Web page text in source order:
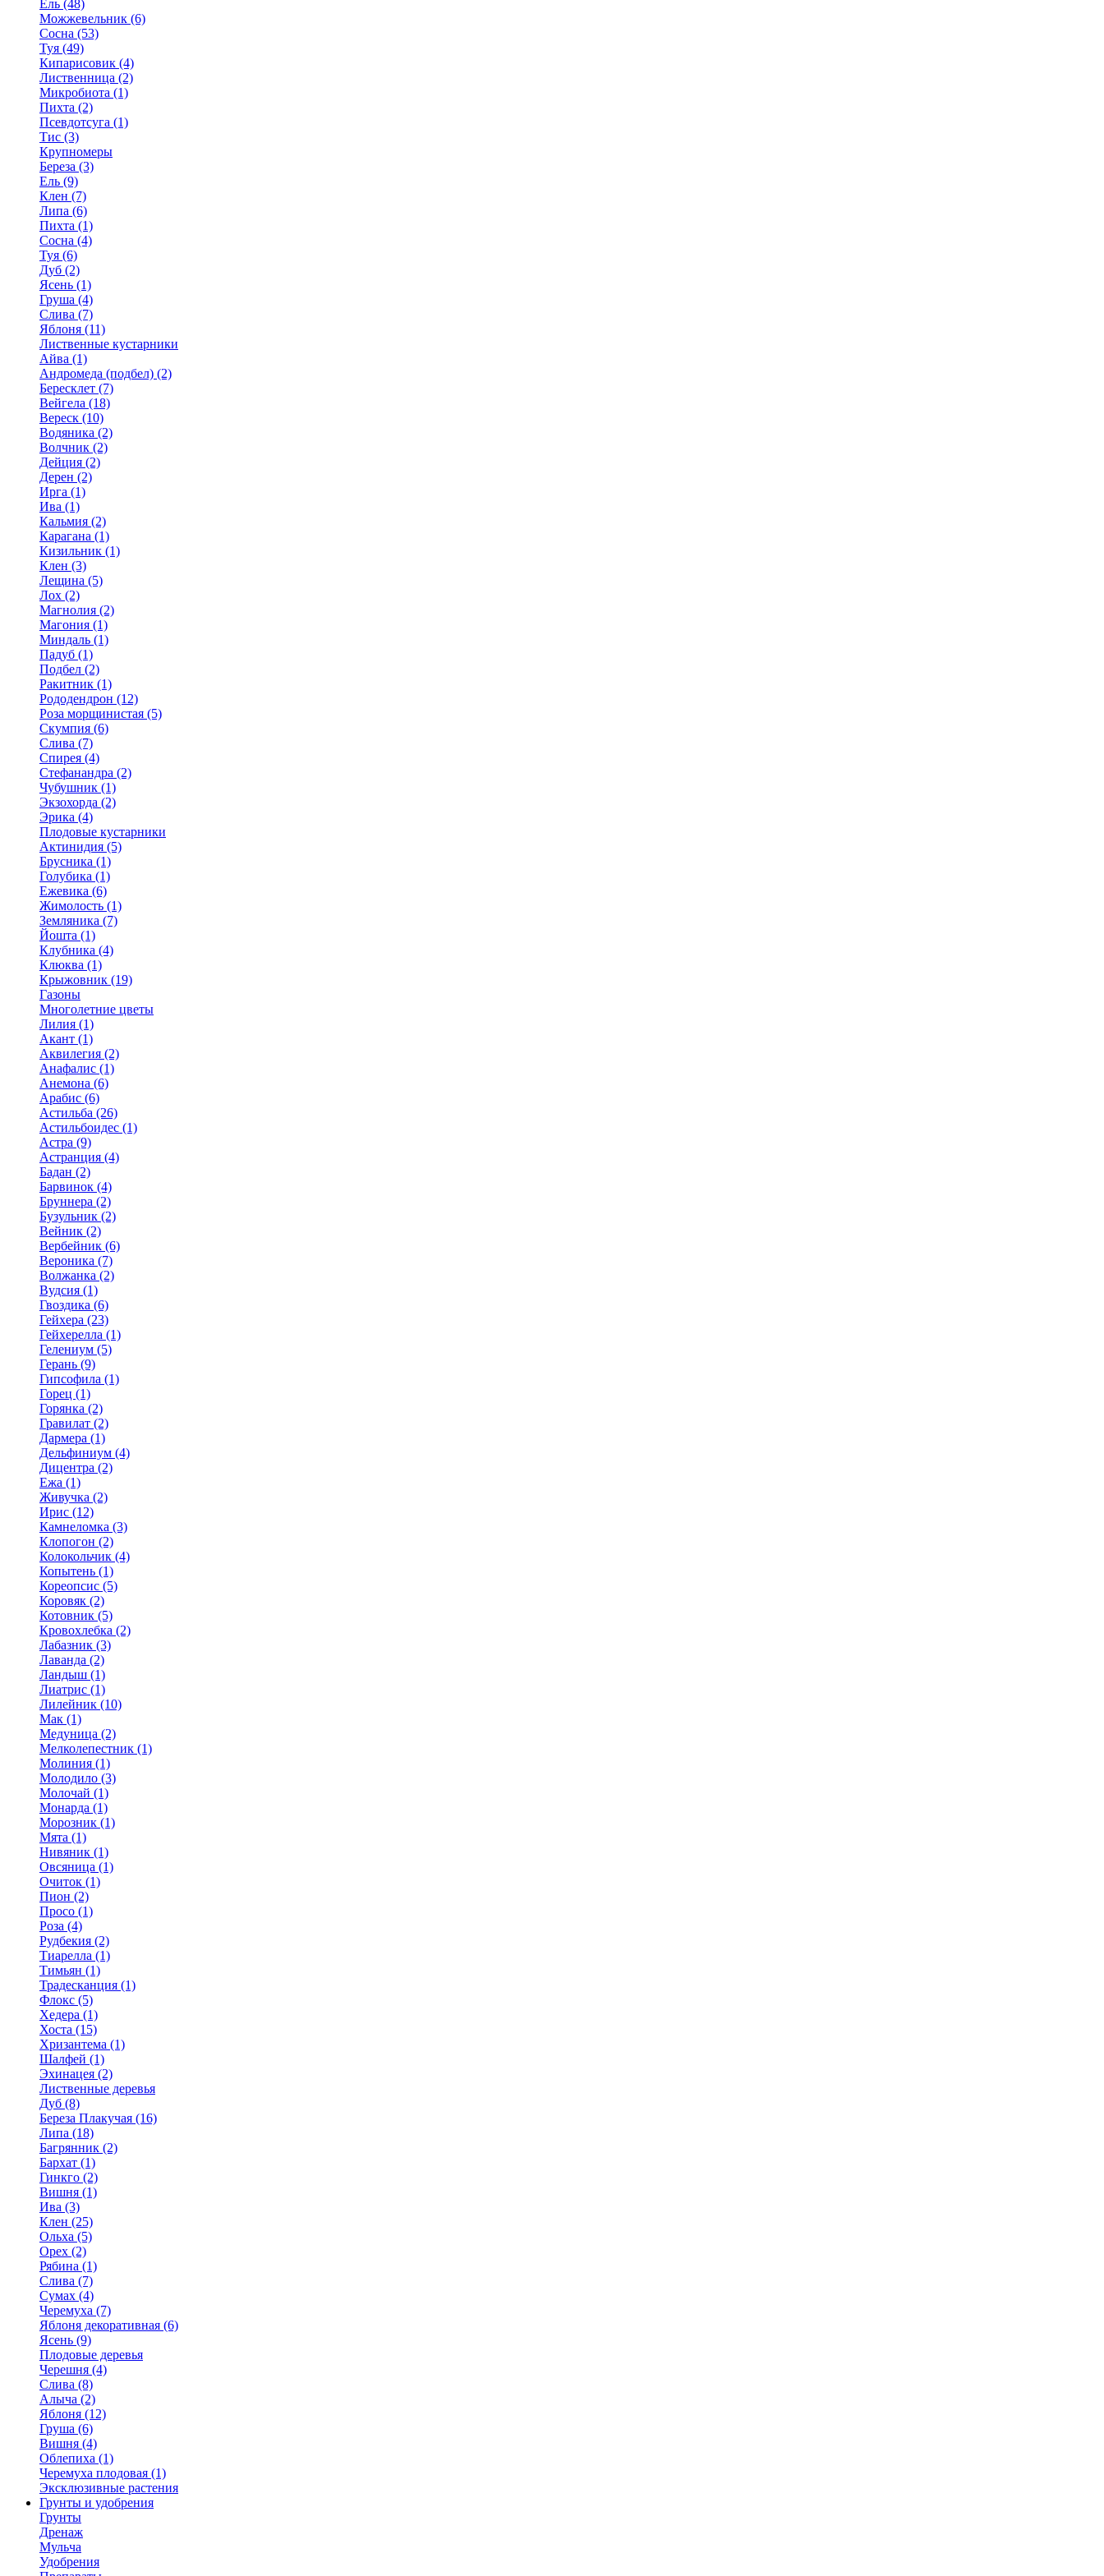
Ель (48)
Можжевельник (6)
Сосна (53)
Туя (49)
Кипарисовик (4)
Лиственница (2)
Микробиота (1)
Пихта (2)
Псевдотсуга (1)
Тис (3)
Крупномеры
Береза (3)
Ель (9)
Клен (7)
Липа (6)
Пихта (1)
Сосна (4)
Туя (6)
Дуб (2)
Ясень (1)
Груша (4)
Слива (7)
Яблоня (11)
Лиственные кустарники
Айва (1)
Андромеда (подбел) (2)
Бересклет (7)
Вейгела (18)
Вереск (10)
Водяника (2)
Волчник (2)
Дейция (2)
Дерен (2)
Ирга (1)
Ива (1)
Кальмия (2)
Карагана (1)
Кизильник (1)
Клен (3)
Лещина (5)
Лох (2)
Магнолия (2)
Магония (1)
Миндаль (1)
Падуб (1)
Подбел (2)
Ракитник (1)
Рододендрон (12)
Роза морщинистая (5)
Скумпия (6)
Слива (7)
Спирея (4)
Стефанандра (2)
Чубушник (1)
Экзохорда (2)
Эрика (4)
Плодовые кустарники
Актинидия (5)
Брусника (1)
Голубика (1)
Ежевика (6)
Жимолость (1)
Земляника (7)
Йошта (1)
Клубника (4)
Клюква (1)
Крыжовник (19)
Газоны
Многолетние цветы
Лилия (1)
Акант (1)
Аквилегия (2)
Анафалис (1)
Анемона (6)
Арабис (6)
Астильба (26)
Астильбоидес (1)
Астра (9)
Астранция (4)
Бадан (2)
Барвинок (4)
Бруннера (2)
Бузульник (2)
Вейник (2)
Вербейник (6)
Вероника (7)
Волжанка (2)
Вудсия (1)
Гвоздика (6)
Гейхера (23)
Гейхерелла (1)
Гелениум (5)
Герань (9)
Гипсофила (1)
Горец (1)
Горянка (2)
Гравилат (2)
Дармера (1)
Дельфиниум (4)
Дицентра (2)
Ежа (1)
Живучка (2)
Ирис (12)
Камнеломка (3)
Клопогон (2)
Колокольчик (4)
Копытень (1)
Кореопсис (5)
Коровяк (2)
Котовник (5)
Кровохлебка (2)
Лабазник (3)
Лаванда (2)
Ландыш (1)
Лиатрис (1)
Лилейник (10)
Мак (1)
Медуница (2)
Мелколепестник (1)
Молиния (1)
Молодило (3)
Молочай (1)
Монарда (1)
Морозник (1)
Мята (1)
Нивяник (1)
Овсяница (1)
Очиток (1)
Пион (2)
Просо (1)
Роза (4)
Рудбекия (2)
Тиарелла (1)
Тимьян (1)
Традесканция (1)
Флокс (5)
Хедера (1)
Хоста (15)
Хризантема (1)
Шалфей (1)
Эхинацея (2)
Лиственные деревья
Дуб (8)
Береза Плакучая (16)
Липа (18)
Багрянник (2)
Бархат (1)
Гинкго (2)
Вишня (1)
Ива (3)
Клен (25)
Ольха (5)
Орех (2)
Рябина (1)
Слива (7)
Сумах (4)
Черемуха (7)
Яблоня декоративная (6)
Ясень (9)
Плодовые деревья
Черешня (4)
Слива (8)
Алыча (2)
Яблоня (12)
Груша (6)
Вишня (4)
Облепиха (1)
Черемуха плодовая (1)
Эксклюзивные растения
Грунты и удобрения
Грунты
Дренаж
Мульча
Удобрения